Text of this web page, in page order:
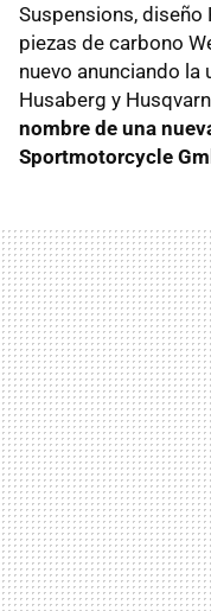
Suspensions,
piezas de carbono
nuevo anunciando la
Husaberg y
nombre de una
Sportmotorcycle